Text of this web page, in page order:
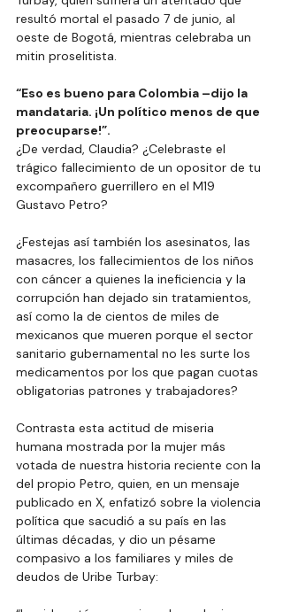
resultó mortal el pasado 7 de junio, al
oeste de Bogotá, mientras celebraba un
mitin proselitista.
“Eso es bueno para Colombia –dijo la
mandataria. ¡Un político menos de que
preocuparse!”.
¿De verdad, Claudia? ¿Celebraste el
trágico fallecimiento de un opositor de tu
excompañero guerrillero en el M19
Gustavo Petro?
¿Festejas así también los asesinatos, las
masacres, los fallecimientos de los niños
con cáncer a quienes la ineficiencia y la
corrupción han dejado sin tratamientos,
así como la de cientos de miles de
mexicanos que mueren porque el sector
sanitario gubernamental no les surte los
medicamentos por los que pagan cuotas
obligatorias patrones y trabajadores?
Contrasta esta actitud de miseria
humana mostrada por la mujer más
votada de nuestra historia reciente con la
del propio Petro, quien, en un mensaje
publicado en X, enfatizó sobre la violencia
política que sacudió a su país en las
últimas décadas, y dio un pésame
compasivo a los familiares y miles de
deudos de Uribe Turbay: